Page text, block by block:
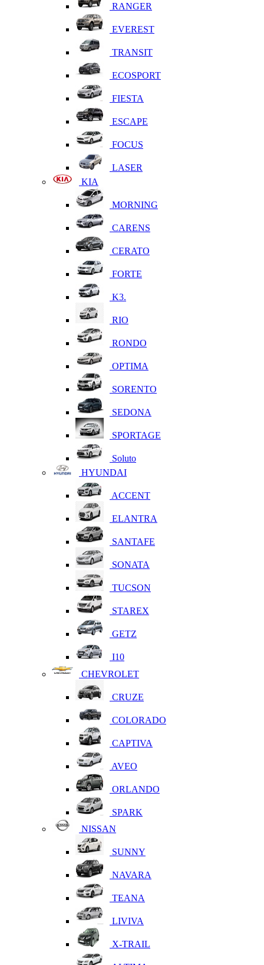
RANGER
EVEREST
TRANSIT
ECOSPORT
FIESTA
ESCAPE
FOCUS
LASER
KIA
MORNING
CARENS
CERATO
FORTE
K3.
RIO
RONDO
OPTIMA
SORENTO
SEDONA
SPORTAGE
Soluto
HYUNDAI
ACCENT
ELANTRA
SANTAFE
SONATA
TUCSON
STAREX
GETZ
I10
CHEVROLET
CRUZE
COLORADO
CAPTIVA
AVEO
ORLANDO
SPARK
NISSAN
SUNNY
NAVARA
TEANA
LIVIVA
X-TRAIL